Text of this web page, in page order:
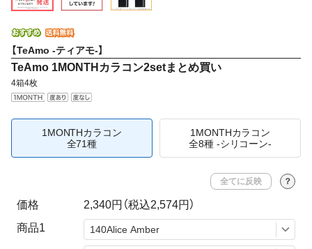
【TeAmo -ティアモ-】
TeAmo 1MONTHカラコン2setまとめ買い
4箱4枚
1MONTHカラコン
全71種
1MONTHカラコン
全8種 -シリコーン-
全てに反映 ？
価格 2,340円 （税込2,574円）
商品1